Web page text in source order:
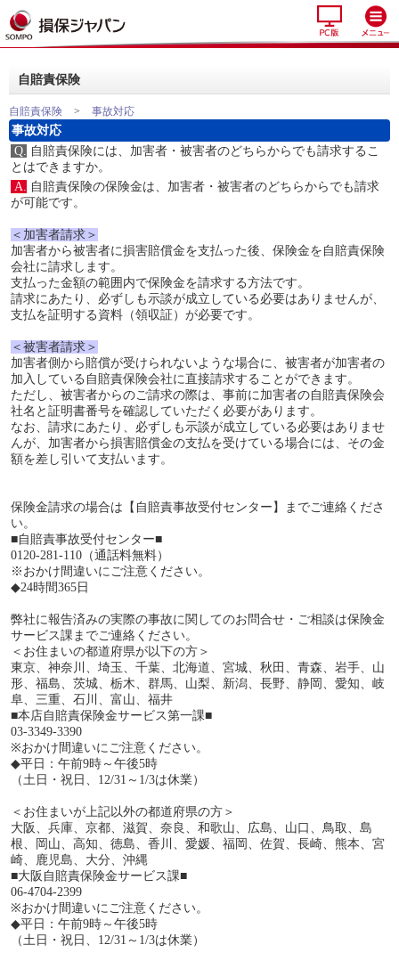
自賠責保険
自賠責保険 > 事故対応
事故対応
Q. 自賠責保険には、加害者・被害者のどちらからでも請求するこ
とはできますか。
A. 自賠責保険の保険金は、加害者・被害者のどちらからでも請求
が可能です。
＜加害者請求＞
加害者から被害者に損害賠償金を支払った後、保険金を自賠責保険
会社に請求します。
支払った金額の範囲内で保険金を請求する方法です。
請求にあたり、必ずしも示談が成立している必要はありませんが、
支払を証明する資料（領収証）が必要です。
＜被害者請求＞
加害者側から賠償が受けられないような場合に、被害者が加害者の
加入している自賠責保険会社に直接請求することができます。
ただし、被害者からのご請求の際は、事前に加害者の自賠責保険会
社名と証明書番号を確認していただく必要があります。
なお、請求にあたり、必ずしも示談が成立している必要はありませ
んが、加害者から損害賠償金の支払を受けている場合には、その金
額を差し引いて支払います。
保険金請求の場合は【自賠責事故受付センター】までご連絡くださ
い。
■自賠責事故受付センター■
0120-281-110（通話料無料）
※おかけ間違いにご注意ください。
◆24時間365日
弊社に報告済みの実際の事故に関してのお問合せ・ご相談は保険金
サービス課までご連絡ください。
＜お住まいの都道府県が以下の方＞
東京、神奈川、埼玉、千葉、北海道、宮城、秋田、青森、岩手、山
形、福島、茨城、栃木、群馬、山梨、新潟、長野、静岡、愛知、岐
阜、三重、石川、富山、福井
■本店自賠責保険金サービス第一課■
03-3349-3390
※おかけ間違いにご注意ください。
◆平日：午前9時～午後5時
（土日・祝日、12/31～1/3は休業）
＜お住まいが上記以外の都道府県の方＞
大阪、兵庫、京都、滋賀、奈良、和歌山、広島、山口、鳥取、島
根、岡山、高知、徳島、香川、愛媛、福岡、佐賀、長崎、熊本、宮
崎、鹿児島、大分、沖縄
■大阪自賠責保険金サービス課■
06-4704-2399
※おかけ間違いにご注意ください。
◆平日：午前9時～午後5時
（土日・祝日、12/31～1/3は休業）